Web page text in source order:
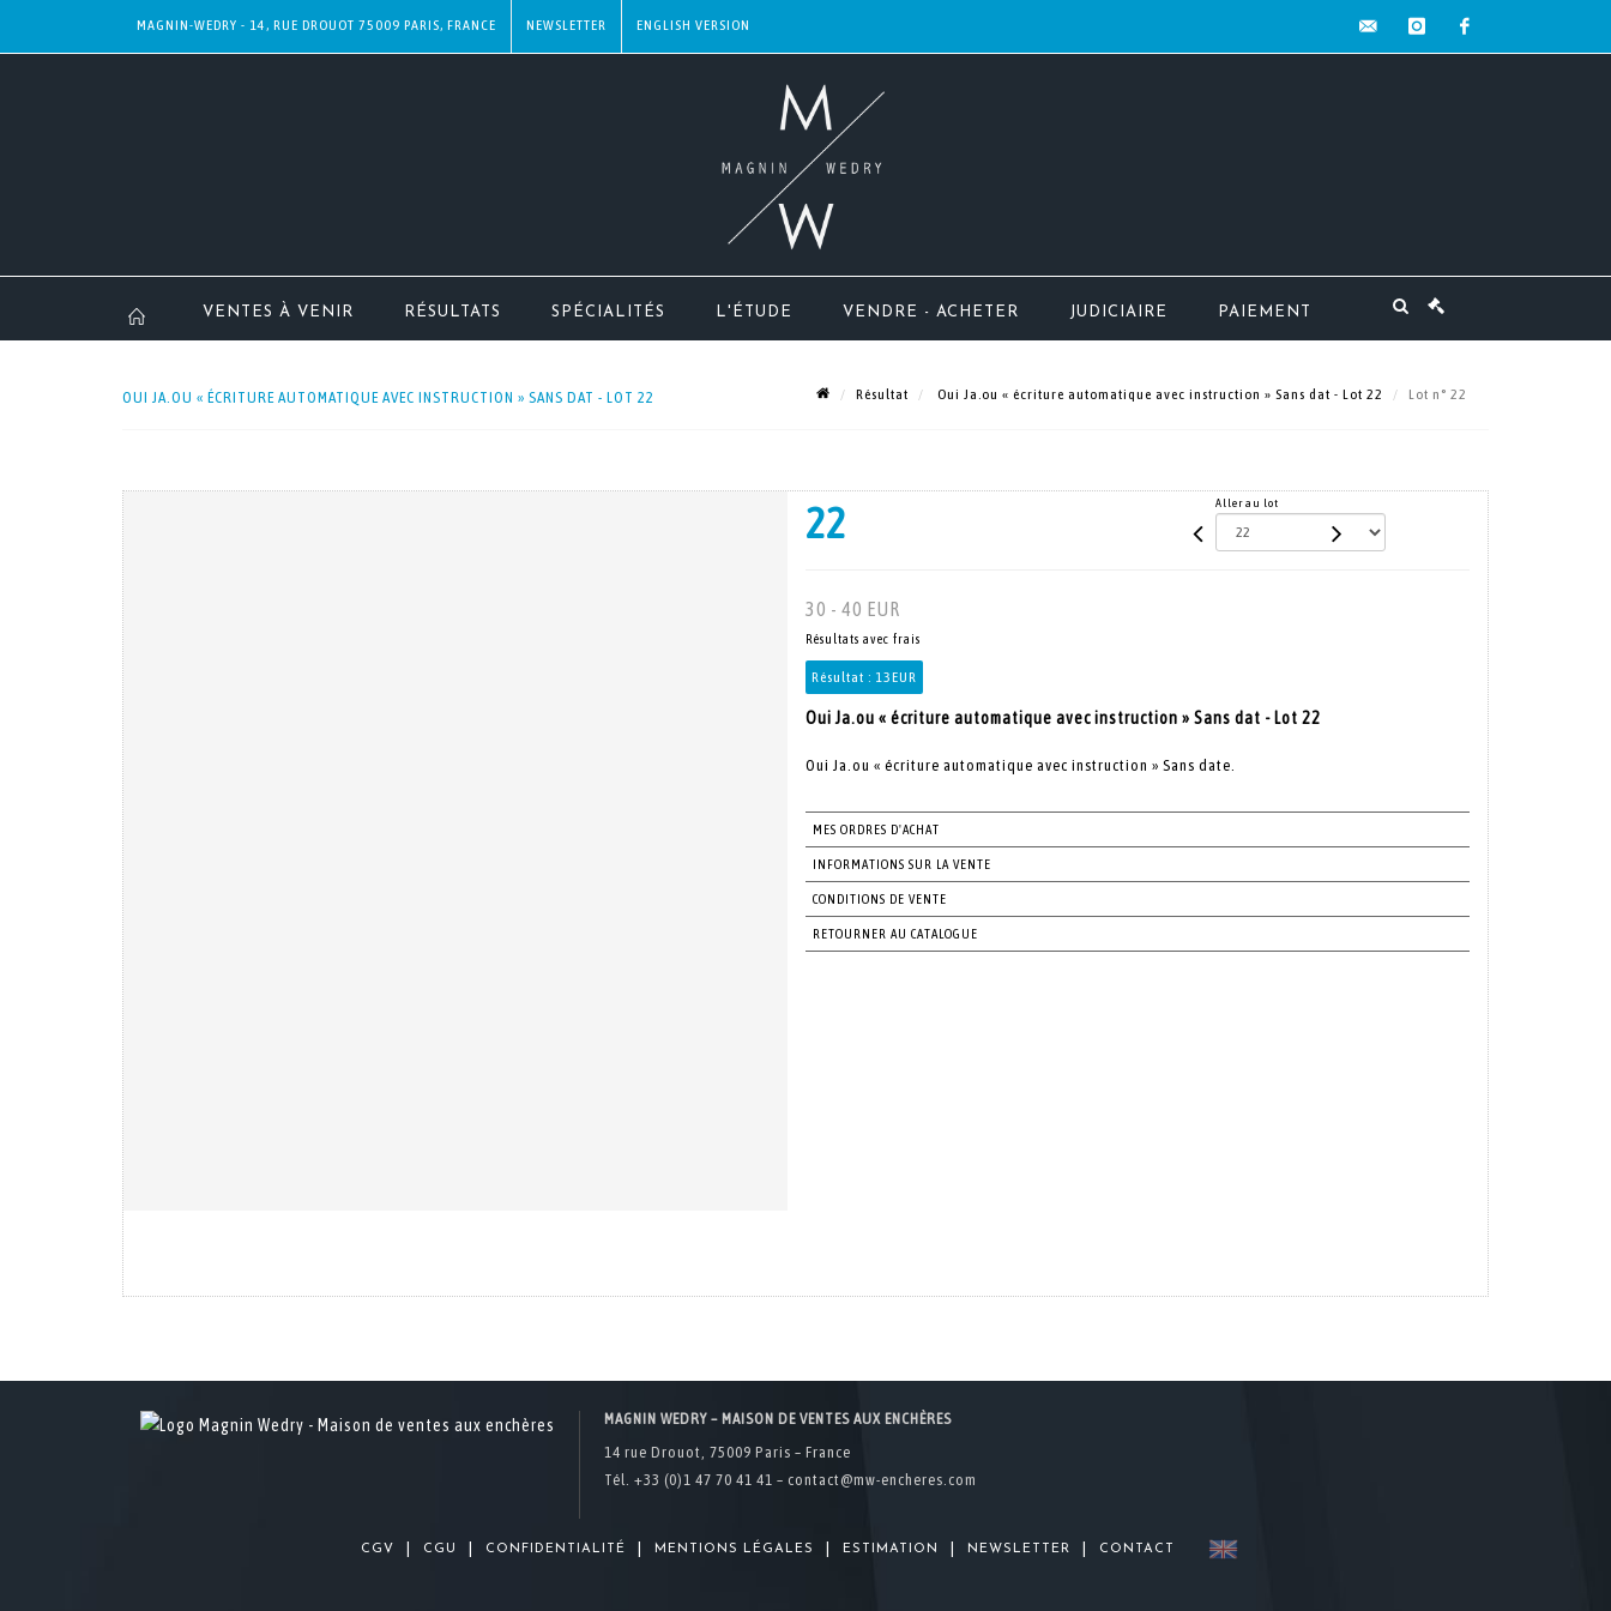
MAGNIN-WEDRY - 14, RUE DROUOT 75009 PARIS, FRANCE NEWSLETTER
VENTES À VENIR RÉSULTATS SPÉCIALITÉS L'ÉTUDE VENDRE - ACHETER JUDICIAIRE PAIEMENT
OUI JA.OU « ÉCRITURE AUTOMATIQUE AVEC INSTRUCTION » SANS DAT - LOT 22 Résultat Oui Ja.ou « écriture automatique avec instruction » Sans dat - Lot 22 Lot n° 22
22 Aller au lot
30 - 40 EUR
Résultats avec frais
Résultat : 13EUR
Oui Ja.ou « écriture automatique avec instruction » Sans dat - Lot 22
Oui Ja.ou « écriture automatique avec instruction » Sans date.
MES ORDRES D'ACHAT
INFORMATIONS SUR LA VENTE
CONDITIONS DE VENTE
RETOURNER AU CATALOGUE
MAGNIN WEDRY – MAISON DE VENTES AUX ENCHÈRES
14 rue Drouot, 75009 Paris – France
Tél. +33 (0)1 47 70 41 41 – contact@mw-encheres.com
CGV CGU CONFIDENTIALITÉ MENTIONS LÉGALES ESTIMATION NEWSLETTER CONTACT